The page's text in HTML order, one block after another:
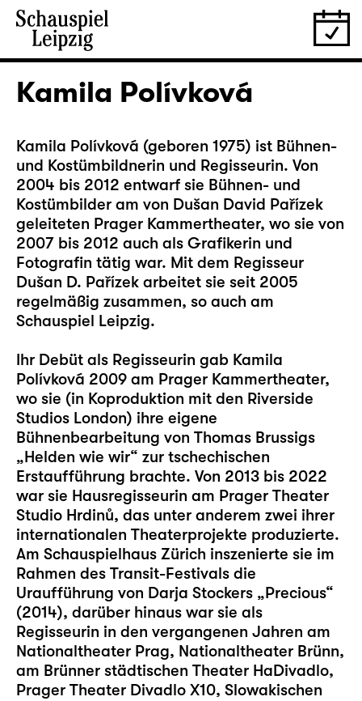
Kamila Polívková
Kamila Polívková (geboren 1975) ist Bühnen-
und Kostümbildnerin und Regisseurin. Von
2004 bis 2012 entwarf sie Bühnen- und
Kostümbilder am von Dušan David Pařízek
geleiteten Prager Kammertheater, wo sie von
2007 bis 2012 auch als Grafikerin und
Fotografin tätig war. Mit dem Regisseur
Dušan D. Pařízek arbeitet sie seit 2005
regelmäßig zusammen, so auch am
Schauspiel Leipzig.
Ihr Debüt als Regisseurin gab Kamila
Polívková 2009 am Prager Kammertheater,
wo sie (in Koproduktion mit den Riverside
Studios London) ihre eigene
Bühnenbearbeitung von Thomas Brussigs
„Helden wie wir“ zur tschechischen
Erstaufführung brachte. Von 2013 bis 2022
war sie Hausregisseurin am Prager Theater
Studio Hrdinů, das unter anderem zwei ihrer
internationalen Theaterprojekte produzierte.
Am Schauspielhaus Zürich inszenierte sie im
Rahmen des Transit-Festivals die
Uraufführung von Darja Stockers „Precious“
(2014), darüber hinaus war sie als
Regisseurin in den vergangenen Jahren am
Nationaltheater Prag, Nationaltheater Brünn,
am Brünner städtischen Theater HaDivadlo,
Prager Theater Divadlo X10, Slowakischen